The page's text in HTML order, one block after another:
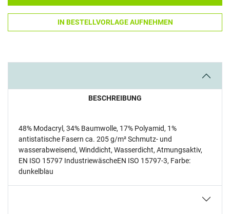
IN BESTELLVORLAGE AUFNEHMEN
BESCHREIBUNG
48% Modacryl, 34% Baumwolle, 17% Polyamid, 1%
antistatische Fasern ca. 205 g/m² Schmutz- und
wasserabweisend, Winddicht, Wasserdicht, Atmungsaktiv,
EN ISO 15797 IndustriewäscheEN ISO 15797-3, Farbe:
dunkelblau